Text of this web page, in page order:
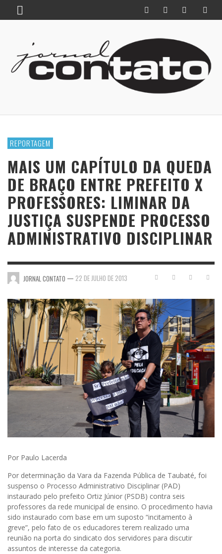
REPORTAGEM
MAIS UM CAPÍTULO DA QUEDA
DE BRAÇO ENTRE PREFEITO X
PROFESSORES: LIMINAR DA
JUSTIÇA SUSPENDE PROCESSO
ADMINISTRATIVO DISCIPLINAR
JORNAL CONTATO — 22 DE JULHO DE 2013
Por Paulo Lacerda
Por determinação da Vara da Fazenda Pública de Taubaté, foi
suspenso o Processo Administrativo Disciplinar (PAD)
instaurado pelo prefeito Ortiz Júnior (PSDB) contra seis
professores da rede municipal de ensino. O procedimento havia
sido instaurado com base em um suposto “incitamento à
greve”, pelo fato de os educadores terem realizado uma
reunião na porta do sindicato dos servidores para discutir
assuntos de interesse da categoria.